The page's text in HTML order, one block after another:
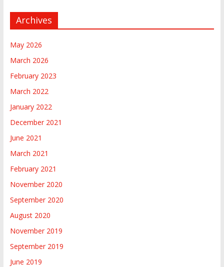
Archives
May 2026
March 2026
February 2023
March 2022
January 2022
December 2021
June 2021
March 2021
February 2021
November 2020
September 2020
August 2020
November 2019
September 2019
June 2019